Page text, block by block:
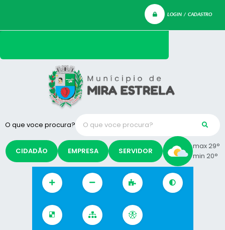
LOGIN / CADASTRO
O que voce procura?
CIDADÃO EMPRESA SERVIDOR
max 29°
min 20°